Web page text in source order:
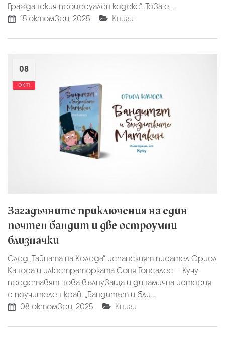
Гражданския процесуален кодекс“. Това е ...
15 октомври, 2025
Книги
08
окт
Загадъчните приключения на един
почтен бандит и две остроумни
близначки
След „Тайната на Коледа“ испанският писател Ориол
Каноса и илюстраторката Соня Гонсалес – Кучу
представят нова вълнуваща и динамична история
с поучителен край. „Бандитът и бли...
08 октомври, 2025
Книги